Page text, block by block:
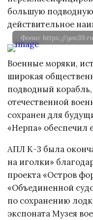
большую
действительное
Фото: https://
Военные моряки,
широкая
подводный
отечественной
сохранен для
«Нерпа» обеспечил
АПЛ К-3 была
на иголки»
проекта «Остров
«Объединенной
по сохранению
экспоната Музея